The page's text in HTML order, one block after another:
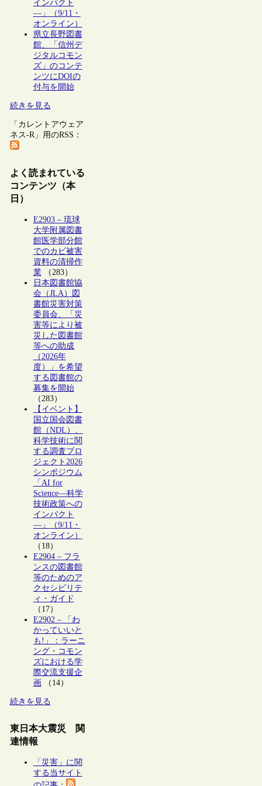
インパクト
―」（9/11・
オンライン）
県立長野図書
館、「信州デ
ジタルコモン
ズ」のコンテ
ンツにDOIの
付与を開始
続きを見る
「カレントアウェア
ネス-R」用のRSS：
よく読まれている
コンテンツ（本
日）
E2903 – 琉球
大学附属図書
館医学部分館
でのカビ被害
資料の清掃作
業（283）
日本図書館協
会（JLA）図
書館災害対策
委員会、「災
害等により被
災した図書館
等への助成
（2026年
度）」を希望
する図書館の
募集を開始
（283）
【イベント】
国立国会図書
館（NDL）、
科学技術に関
する調査プロ
ジェクト2026
シンポジウム
「AI for
Science―科学
技術政策への
インパクト
―」（9/11・
オンライン）
（18）
E2904 – フラ
ンスの図書館
等のためのア
クセシビリテ
ィ・ガイド
（17）
E2902 – 「わ
かっていいと
も!」：ラーニ
ング・コモン
ズにおける学
際交流支援企
画 （14）
続きを見る
東日本大震災 関
連情報
「災害」に関
する当サイト